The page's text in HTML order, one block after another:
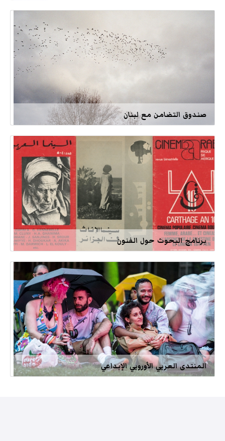
صندوق التضامن مع لبنان
برنامج البحوث حول الفنون
المنتدى العربي الأوروبي الإبداعي